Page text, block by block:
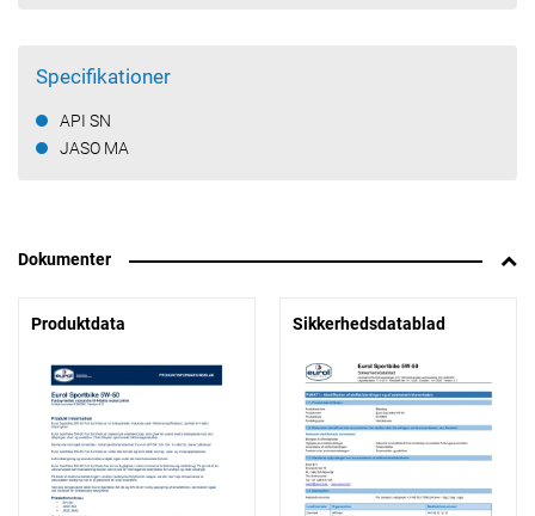
Specifikationer
API SN
JASO MA
Dokumenter
Produktdata Sikkerhedsdatablad